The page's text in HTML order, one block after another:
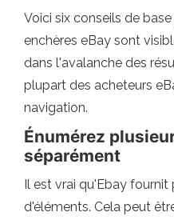
Voici six conseils de
enchères eBay sont
dans l'avalanche des
plupart des acheteurs
navigation.
Énumérez
séparément
Il est vrai qu'Ebay
d'éléments. Cela peut